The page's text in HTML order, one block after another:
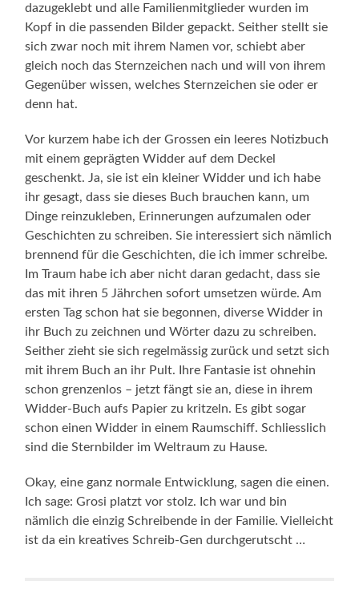
dazugeklebt und alle Familienmitglieder wurden im
Kopf in die passenden Bilder gepackt. Seither stellt sie
sich zwar noch mit ihrem Namen vor, schiebt aber
gleich noch das Sternzeichen nach und will von ihrem
Gegenüber wissen, welches Sternzeichen sie oder er
denn hat.
Vor kurzem habe ich der Grossen ein leeres Notizbuch
mit einem geprägten Widder auf dem Deckel
geschenkt. Ja, sie ist ein kleiner Widder und ich habe
ihr gesagt, dass sie dieses Buch brauchen kann, um
Dinge reinzukleben, Erinnerungen aufzumalen oder
Geschichten zu schreiben. Sie interessiert sich nämlich
brennend für die Geschichten, die ich immer schreibe.
Im Traum habe ich aber nicht daran gedacht, dass sie
das mit ihren 5 Jährchen sofort umsetzen würde. Am
ersten Tag schon hat sie begonnen, diverse Widder in
ihr Buch zu zeichnen und Wörter dazu zu schreiben.
Seither zieht sie sich regelmässig zurück und setzt sich
mit ihrem Buch an ihr Pult. Ihre Fantasie ist ohnehin
schon grenzenlos – jetzt fängt sie an, diese in ihrem
Widder-Buch aufs Papier zu kritzeln. Es gibt sogar
schon einen Widder in einem Raumschiff. Schliesslich
sind die Sternbilder im Weltraum zu Hause.
Okay, eine ganz normale Entwicklung, sagen die einen.
Ich sage: Grosi platzt vor stolz. Ich war und bin
nämlich die einzig Schreibende in der Familie. Vielleicht
ist da ein kreatives Schreib-Gen durchgerutscht …